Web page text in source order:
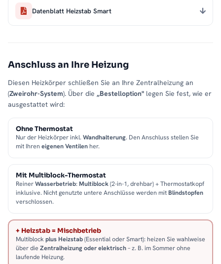
Datenblatt Heizstab Smart
Anschluss an Ihre Heizung
Diesen Heizkörper schließen Sie an Ihre Zentralheizung an
(Zweirohr-System). Über die „Bestelloption" legen Sie fest, wie er
ausgestattet wird:
Ohne Thermostat
Nur der Heizkörper inkl. Wandhalterung. Den Anschluss stellen Sie
mit Ihren eigenen Ventilen her.
Mit Multiblock-Thermostat
ReinerWasserbetrieb: Multiblock(2-in-1, drehbar) + Thermostatkopf
inklusive. Nicht genutzte untere Anschlüsse werden mitBlindstopfen
verschlossen.
+ Heizstab = Mischbetrieb
Multiblock plus Heizstab(Essential oder Smart): heizen Sie wahlweise
über die Zentralheizung oder elektrisch– z. B. im Sommer ohne
laufende Heizung.